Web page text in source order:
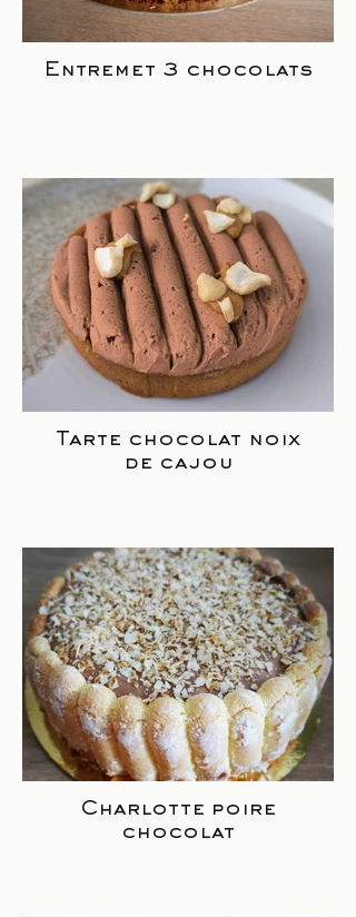
Entremet 3 chocolats
Tarte chocolat noix
de cajou
Charlotte poire
chocolat